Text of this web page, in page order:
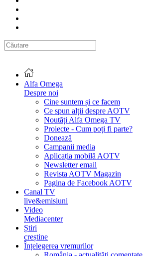
Alfa Omega
Despre noi
Cine suntem și ce facem
Ce spun alții despre AOTV
Noutăți Alfa Omega TV
Proiecte - Cum poți fi parte?
Donează
Campanii media
Aplicația mobilă AOTV
Newsletter email
Revista AOTV Magazin
Pagina de Facebook AOTV
Canal TV
live&emisiuni
Video
Mediacenter
Știri
creștine
Înțelegerea vremurilor